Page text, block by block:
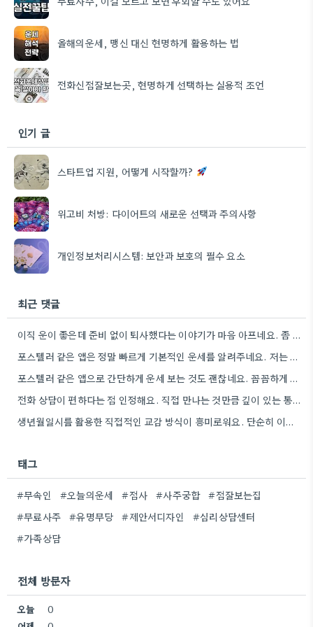
올해의운세, 맹신 대신 현명하게 활용하는 법
전화신점잘보는곳, 현명하게 선택하는 실용적 조언
인기 글
스타트업 지원, 어떻게 시작할까?
위고비 처방: 다이어트의 새로운 선택과 주의사항
개인정보처리시스템: 보안과 보호의 필수 요소
최근 댓글
이직 운이 좋은데 준비 없이 퇴사했다는 이야기가 마음 아프네요. 좀 더 신중하게 상황을 판단해야 할…
포스텔러 같은 앱은 정말 빠르게 기본적인 운세를 알려주네요. 저는 운세 보는 것보다, 앞으로의 계획을 세울…
포스텔러 같은 앱으로 간단하게 운세 보는 것도 괜찮네요. 꼼꼼하게 분석하기 전에 먼저 방향 잡기가 좋겠어요.
전화 상담이 편하다는 점 인정해요. 직접 만나는 것만큼 깊이 있는 통찰력을 얻기는 어려울 것 같아요.
생년월일시를 활용한 직접적인 교감 방식이 흥미로워요. 단순히 이론적 틀에 기대는 것보다, 개인의 상황에 맞춰 신령의…
태그
#무속인 #오늘의운세 #점사 #사주궁합
#점잘보는집
#무료사주
#유명무당 #제안서디자인
#심리상담센터
#가족상담
전체 방문자
오늘
0